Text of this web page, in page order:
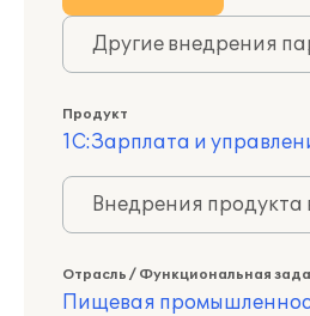
Другие внедрения
Продукт
1С:Зарплата и
Внедрения
Отрасль / Функциональная
Пищевая